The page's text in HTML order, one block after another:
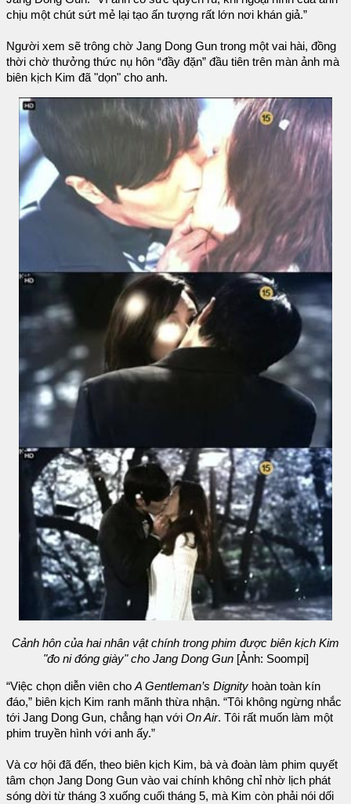
chịu một chút sứt mẻ lại tạo ấn tượng rất lớn nơi khán giả.”
Người xem sẽ trông chờ Jang Dong Gun trong một vai hài, đồng
thời chờ thưởng thức nụ hôn “đầy đặn” đầu tiên trên màn ảnh mà
biên kịch Kim đã "dọn" cho anh.
Cảnh hôn của hai nhân vật chính trong phim được biên kịch Kim
"đo ni đóng giày" cho Jang Dong Gun[Ảnh: Soompi]
“Việc chọn diễn viên cho A Gentleman’s Dignity hoàn toàn kín
đáo,” biên kịch Kim ranh mãnh thừa nhận. “Tôi không ngừng nhắc
tới Jang Dong Gun, chẳng hạn với On Air. Tôi rất muốn làm một
phim truyền hình với anh ấy.”
Và cơ hội đã đến, theo biên kịch Kim, bà và đoàn làm phim quyết
tâm chọn Jang Dong Gun vào vai chính không chỉ nhờ lịch phát
sóng dời từ tháng 3 xuống cuối tháng 5, mà Kim còn phải nói dối